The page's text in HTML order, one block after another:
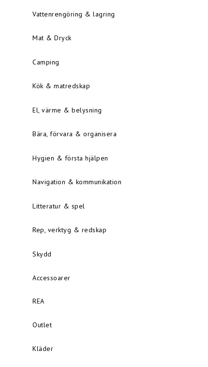
Vattenrengöring & lagring
Mat & Dryck
Camping
Kök & matredskap
El, värme & belysning
Bära, förvara & organisera
Hygien & första hjälpen
Navigation & kommunikation
Litteratur & spel
Rep, verktyg & redskap
Skydd
Accessoarer
REA
Outlet
Kläder